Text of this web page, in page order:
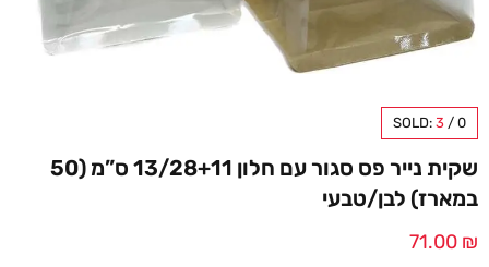
SOLD: 3 / 0
שקית נייר פס סגור עם חלון 13/28+11 ס”מ (50
במארז) לבן/טבעי
71.00 ₪